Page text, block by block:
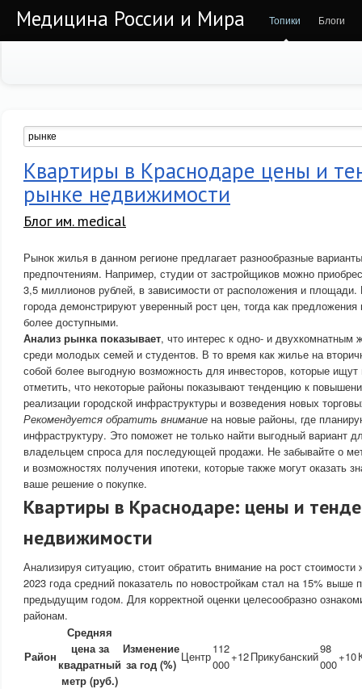
Медицина России и Мира Топики Блоги
Квартиры в Краснодаре цены и
рынке недвижимости
Блог им. medical
Рынок жилья в данном регионе предлагает разнообразные
предпочтениям. Например, студии от застройщиков можно
3,5 миллионов рублей, в зависимости от расположения и площади.
города демонстрируют уверенный рост цен, тогда как предложения
более доступными.
Анализ рынка показывает, что интерес к одно- и двухкомнатным
среди молодых семей и студентов. В то время как жилье на
собой более выгодную возможность для инвесторов, которые
отметить, что некоторые районы показывают тенденцию к
реализации городской инфраструктуры и возведения новых
Рекомендуется обратить внимание на новые районы, где
инфраструктуру. Это поможет не только найти выгодный вариант
владельцем спроса для последующей продажи. Не забывайте о
и возможностях получения ипотеки, которые также могут оказать
ваше решение о покупке.
Квартиры в Краснодаре: цены и
недвижимости
Анализируя ситуацию, стоит обратить внимание на рост
2023 года средний показатель по новостройкам стал на 15% выше
предыдущим годом. Для корректной оценки целесообразно
районам.
Район
Средняя
цена за
квадратный
метр (руб.)
Изменение
за год (%)
Центр
112
000
+12Прикубанский
98
000
+10